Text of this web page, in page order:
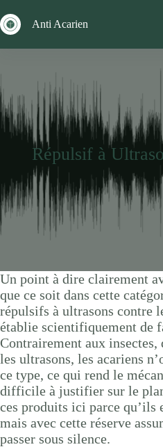
au
contenu
Anti Acarien
Répulsif à
Un point à dire clairement
que ce soit dans cette
répulsifs à ultrasons contre
établie scientifiquement de
Contrairement aux
les ultrasons, les acariens
ce type, ce qui rend le
difficile à justifier sur le
ces produits ici parce qu’ils
mais avec cette réserve
passer sous silence.